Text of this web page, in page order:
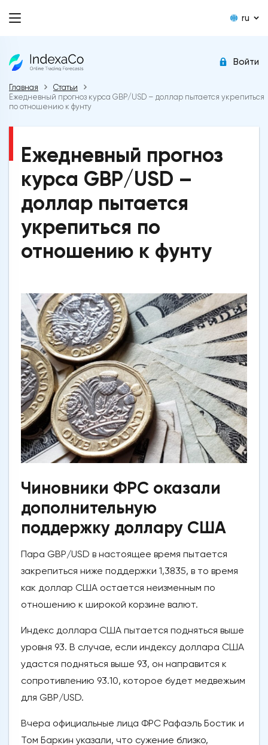
ru
Войти
Главная
Статьи
Ежедневный прогноз курса GBP/USD – доллар пытается укрепиться
по отношению к фунту
Ежедневный прогноз
курса GBP/USD –
доллар пытается
укрепиться по
отношению к фунту
Чиновники ФРС оказали
дополнительную
поддержку доллару США
Пара GBP/USD в настоящее время пытается
закрепиться ниже поддержки 1,3835, в то время
как доллар США остается неизменным по
отношению к широкой корзине валют.
Индекс доллара США пытается подняться выше
уровня 93. В случае, если индексу доллара США
удастся подняться выше 93, он направится к
сопротивлению 93.10, которое будет медвежьим
для GBP/USD.
Вчера официальные лица ФРС Рафаэль Бостик и
Том Баркин указали, что сужение близко,